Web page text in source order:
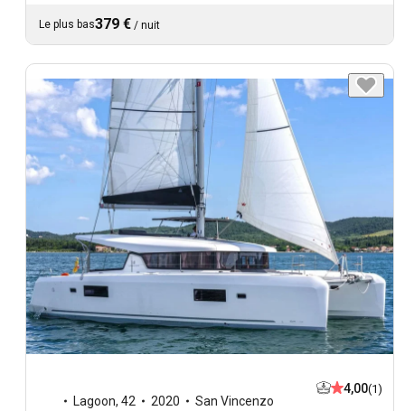
Le plus bas379 € / nuit
Lagoon, 42 2020 San Vincenzo
4,00(1)